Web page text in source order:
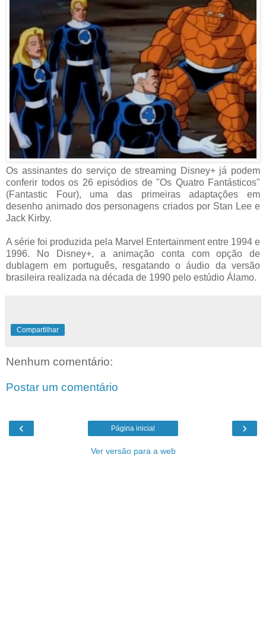
Os assinantes do serviço de streaming Disney+ já podem
conferir todos os 26 episódios de "Os Quatro Fantásticos"
(Fantastic Four), uma das primeiras adaptações em
desenho animado dos personagens criados por Stan Lee e
Jack Kirby.
A série foi produzida pela Marvel Entertainment entre 1994 e
1996. No Disney+, a animação conta com opção de
dublagem em português, resgatando o áudio da versão
brasileira realizada na década de 1990 pelo estúdio Álamo.
Compartilhar
Nenhum comentário:
Postar um comentário
‹ ›
Página inicial
Ver versão para a web